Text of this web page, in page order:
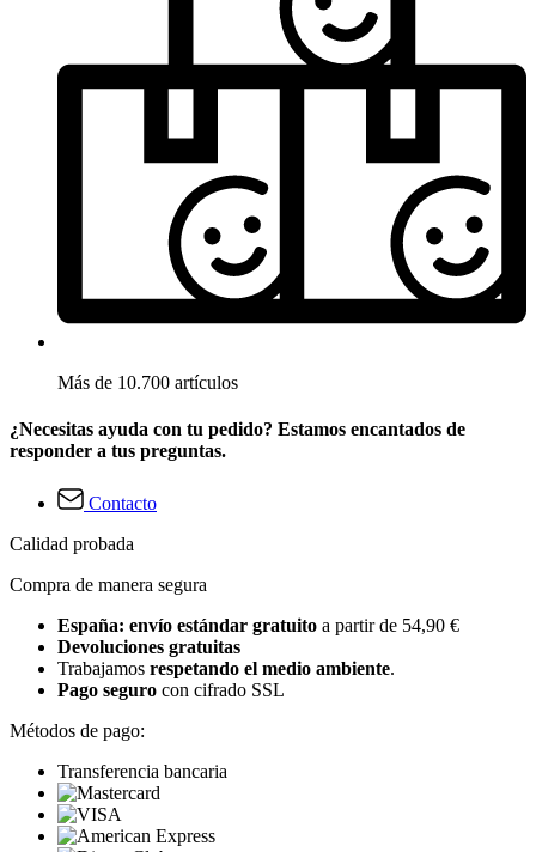
Más de 10.700 artículos
¿Necesitas ayuda con tu pedido? Estamos encantados de
responder a tus preguntas.
Contacto
Calidad probada
Compra de manera segura
España: envío estándar gratuito a partir de 54,90 €
Devoluciones gratuitas
Trabajamos respetando el medio ambiente.
Pago seguro con cifrado SSL
Métodos de pago:
Transferencia bancaria